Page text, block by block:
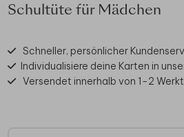
Schultüte für Mädchen
Schneller, persönlicher
Individualisiere deine Karten in
Versendet innerhalb von 1-2